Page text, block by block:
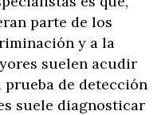
parte de los
y a la
suelen acudir
de detección
suele diagnosticar